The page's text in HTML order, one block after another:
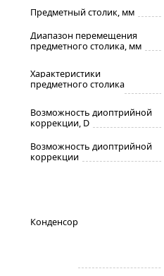
Предметный столик, мм
Диапазон перемещения
предметного столика, мм
Характеристики
предметного столика
Возможность диоптрийной
коррекции, D
Возможность диоптрийной
коррекции
Конденсор